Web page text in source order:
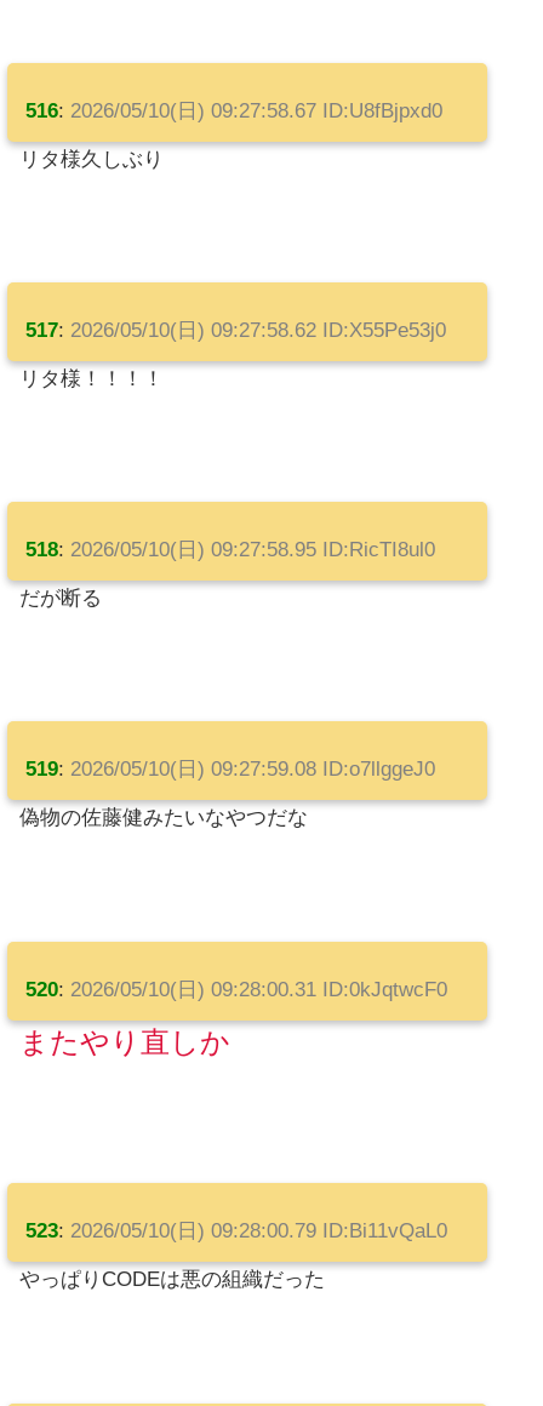
516: 2026/05/10(日) 09:27:58.67 ID:U8fBjpxd0
リタ様久しぶり
517: 2026/05/10(日) 09:27:58.62 ID:X55Pe53j0
リタ様！！！！
518: 2026/05/10(日) 09:27:58.95 ID:RicTI8ul0
だが断る
519: 2026/05/10(日) 09:27:59.08 ID:o7llggeJ0
偽物の佐藤健みたいなやつだな
520: 2026/05/10(日) 09:28:00.31 ID:0kJqtwcF0
またやり直しか
523: 2026/05/10(日) 09:28:00.79 ID:Bi11vQaL0
やっぱりCODEは悪の組織だった